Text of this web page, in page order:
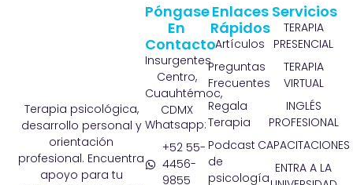
Terapia psicológica,
desarrollo personal y
orientación
profesional. Encuentra
apoyo para tu
Servicios
TERAPIA
PRESENCIAL
TERAPIA
VIRTUAL
INGLÉS
PROFESIONAL
CAPACITACIONES
ENTRA A LA
Enlaces
Rápidos
Artículos
Preguntas
Frecuentes
Regala
Terapia
Podcast
de
psicología
Póngase
En
Contacto
Insurgentes
Centro,
Cuauhtémoc,
CDMX
Whatsapp:
+52 55-
4456-
9855